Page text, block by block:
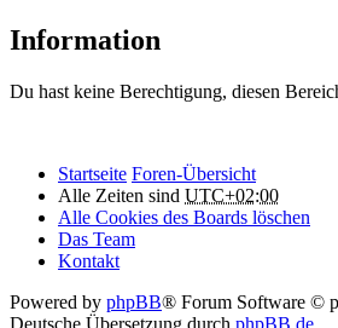
Information
Du hast keine Berechtigung, diesen
Startseite Foren-Übersicht
Alle Zeiten sind UTC+02:00
Alle Cookies des Boards löschen
Das Team
Kontakt
Powered by phpBB® Forum Software ©
Deutsche Übersetzung durch phpBB.de